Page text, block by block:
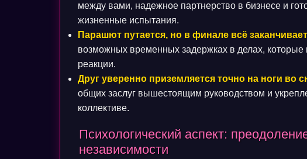
между вами, надежное партнерство в бизнесе и
жизненные испытания.
Парашют путается, но в финале всё
возможных временных задержках в делах, которые
реакции.
Друг уверенно приземляется точно на ноги во
общих заслуг вышестоящим руководством и
коллективе.
Психологический аспект:
независимости